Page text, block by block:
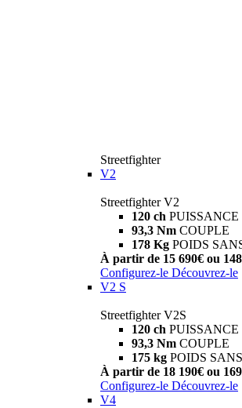
Streetfighter
V2
Streetfighter V2
120 ch PUISSANCE
93,3 Nm COUPLE
178 Kg POIDS
À partir de 15 690€ ou
Configurez-le Découvrez-le
V2 S
Streetfighter V2S
120 ch PUISSANCE
93,3 Nm COUPLE
175 kg POIDS
À partir de 18 190€ ou
Configurez-le Découvrez-le
V4